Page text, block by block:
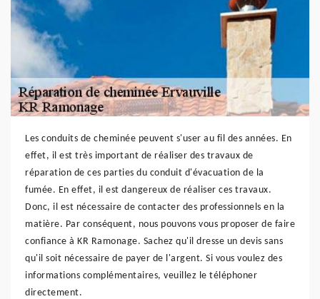
Les conduits de cheminée peuvent s'user au fil des années. En
effet, il est très important de réaliser des travaux de
réparation de ces parties du conduit d'évacuation de la
fumée. En effet, il est dangereux de réaliser ces travaux.
Donc, il est nécessaire de contacter des professionnels en la
matière. Par conséquent, nous pouvons vous proposer de faire
confiance à KR Ramonage. Sachez qu'il dresse un devis sans
qu'il soit nécessaire de payer de l'argent. Si vous voulez des
informations complémentaires, veuillez le téléphoner
directement.